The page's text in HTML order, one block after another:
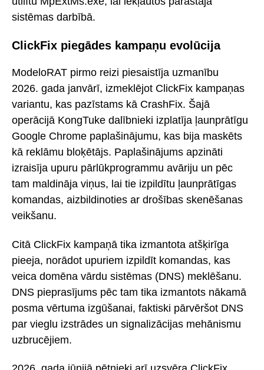
sistēmas darbībā.
ClickFix piegādes kampaņu evolūcija
ModeloRAT pirmo reizi piesaistīja uzmanību
2026. gada janvārī, izmeklējot ClickFix kampaņas
variantu, kas pazīstams kā CrashFix. Šajā
operācijā KongTuke dalībnieki izplatīja ļaunprātīgu
Google Chrome paplašinājumu, kas bija maskēts
kā reklāmu bloķētājs. Paplašinājums apzināti
izraisīja upuru pārlūkprogrammu avāriju un pēc
tam maldināja viņus, lai tie izpildītu ļaunprātīgas
komandas, aizbildinoties ar drošības skenēšanas
veikšanu.
Citā ClickFix kampaņā tika izmantota atšķirīga
pieeja, norādot upuriem izpildīt komandas, kas
veica domēna vārdu sistēmas (DNS) meklēšanu.
DNS pieprasījums pēc tam tika izmantots nākamā
posma vērtuma izgūšanai, faktiski pārvēršot DNS
par vieglu izstrādes un signalizācijas mehānismu
uzbrucējiem.